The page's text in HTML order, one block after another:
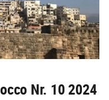
Nr. 10 2024